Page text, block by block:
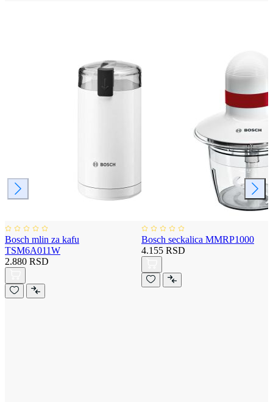
Bosch mlin za kafu
TSM6A011W
2.880 RSD
Bosch seckalica MMRP1000
4.155 RSD